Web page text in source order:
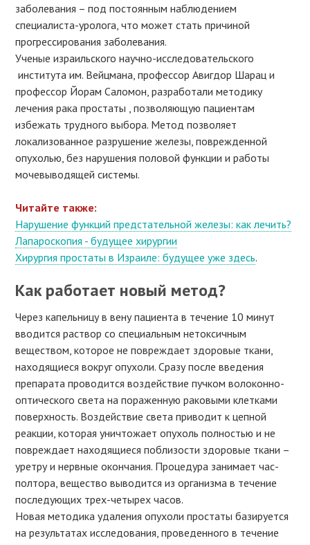
заболевания – под постоянным наблюдением
специалиста-уролога, что может стать причиной
прогрессирования заболевания.
Ученые израильского научно-исследовательского
института им. Вейцмана, профессор Авигдор Шарац и
профессор Йорам Саломон, разработали методику
лечения рака простаты , позволяющую пациентам
избежать трудного выбора. Метод позволяет
локализованное разрушение железы, поврежденной
опухолью, без нарушения половой функции и работы
мочевыводящей системы.
Читайте также:
Нарушение функций предстательной железы: как лечить?
Лапароскопия - будущее хирургии
Хирургия простаты в Израиле: будущее уже здесь.
Как работает новый метод?
Через капельницу в вену пациента в течение 10 минут
вводится раствор со специальным нетоксичным
веществом, которое не повреждает здоровые ткани,
находящиеся вокруг опухоли. Сразу после введения
препарата проводится воздействие пучком волоконно-
оптического света на пораженную раковыми клетками
поверхность. Воздействие света приводит к цепной
реакции, которая уничтожает опухоль полностью и не
повреждает находящиеся поблизости здоровые ткани –
уретру и нервные окончания. Процедура занимает час-
полтора, вещество выводится из организма в течение
последующих трех-четырех часов.
Новая методика удаления опухоли простаты базируется
на результатах исследования, проведенного в течение